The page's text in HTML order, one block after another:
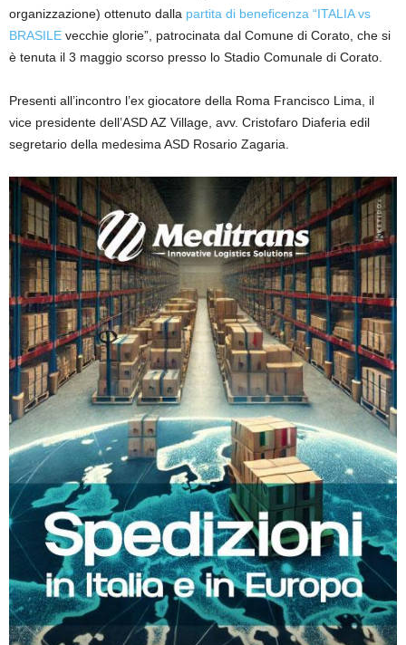
organizzazione) ottenuto dalla partita di beneficenza “ITALIA vs
BRASILE vecchie glorie”, patrocinata dal Comune di Corato, che si
è tenuta il 3 maggio scorso presso lo Stadio Comunale di Corato.
Presenti all’incontro l’ex giocatore della Roma Francisco Lima, il
vice presidente dell’ASD AZ Village, avv. Cristofaro Diaferia edil
segretario della medesima ASD Rosario Zagaria.